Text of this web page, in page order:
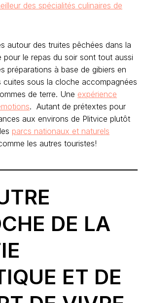
des spécialités culinaires de
autour des truites pêchées dans la
pour le repas du soir sont tout aussi
préparations à base de gibiers en
cuites sous la cloche accompagnées
de terre. Une expérience
. Autant de prétextes pour
aux environs de Plitvice plutôt
parcs nationaux et naturels
les autres touristes!
DE LA
ET DE